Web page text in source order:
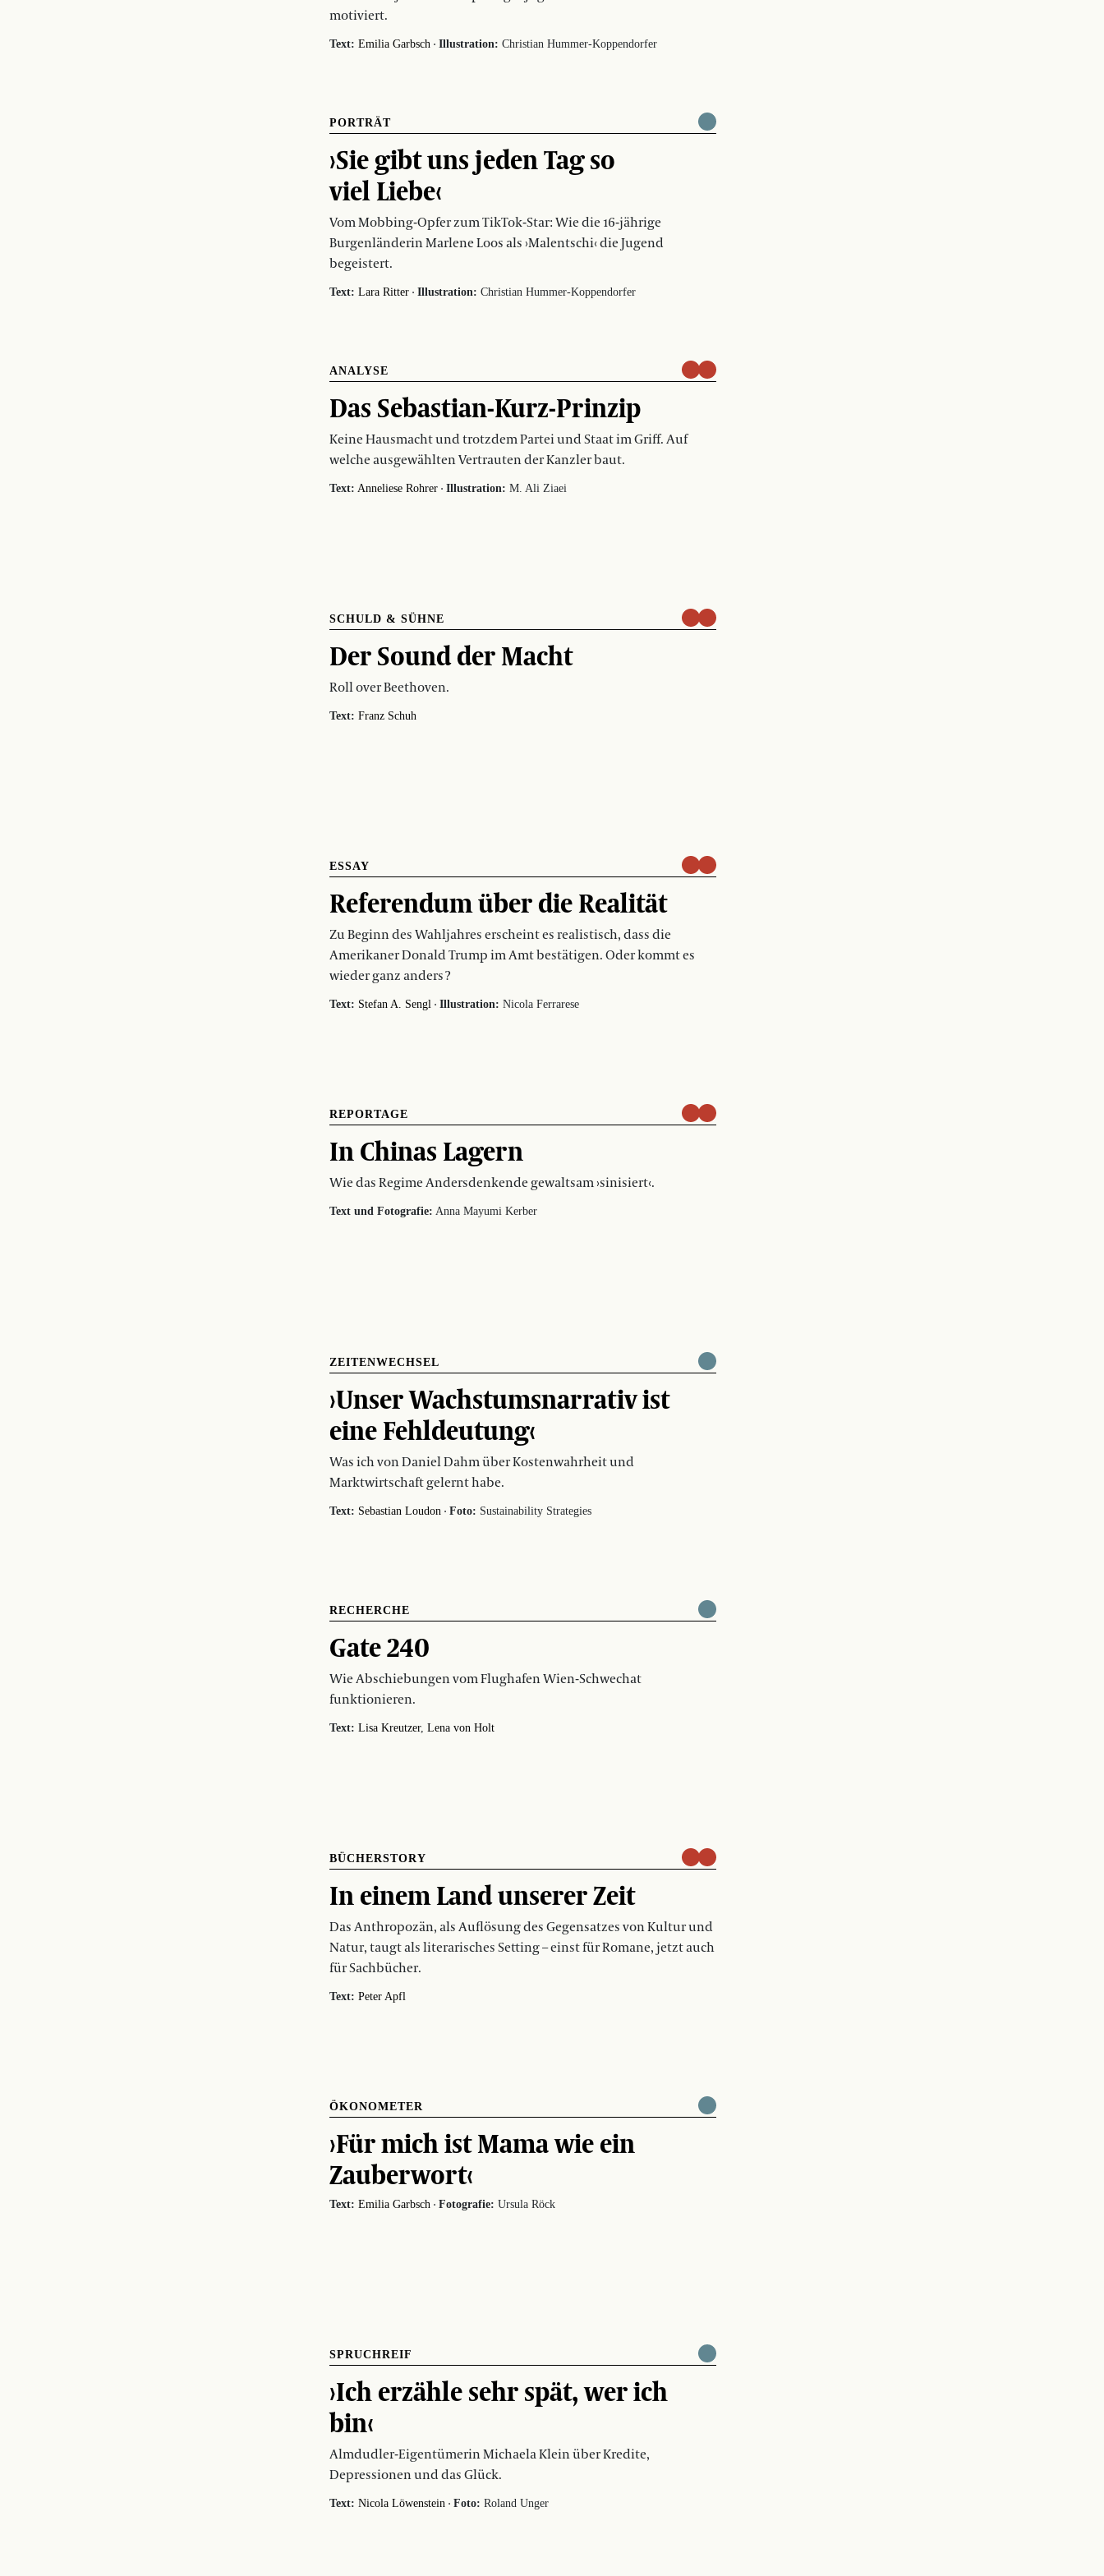
motiviert.
Text: Emilia Garbsch· Illustration: Christian Hummer-Koppendorfer
PORTRÄT
›Sie gibt uns jeden Tag so
viel Liebe‹
Vom Mobbing-Opfer zum TikTok-Star: Wie die 16-jährige
Burgenländerin Marlene Loos als ›Malentschi‹ die Jugend
begeistert.
Text: Lara Ritter· Illustration: Christian Hummer-Koppendorfer
ANALYSE
Das Sebastian-Kurz-Prinzip
Keine Hausmacht und trotzdem Partei und Staat im Griff. Auf
welche ausgewählten Vertrauten der Kanzler baut.
Text: Anneliese Rohrer· Illustration: M. Ali Ziaei
SCHULD & SÜHNE
Der Sound der Macht
Roll over Beethoven.
Text: Franz Schuh
ESSAY
Referendum über die Realität
Zu Beginn des Wahljahres erscheint es realistisch, dass die
Amerikaner Donald Trump im Amt bestätigen. Oder kommt es
wieder ganz anders ?
Text: Stefan A. Sengl· Illustration: Nicola Ferrarese
REPORTAGE
In Chinas Lagern
Wie das Regime Andersdenkende gewaltsam ›sinisiert‹.
Text und Fotografie: Anna Mayumi Kerber
ZEITENWECHSEL
›Unser Wachstumsnarrativ ist
eine Fehldeutung‹
Was ich von Daniel Dahm über Kostenwahrheit und
Marktwirtschaft gelernt habe.
Text: Sebastian Loudon· Foto: Sustainability Strategies
RECHERCHE
Gate 240
Wie Abschiebungen vom Flughafen Wien-Schwechat
funktionieren.
Text: Lisa Kreutzer Lena von Holt
BÜCHERSTORY
In einem Land unserer Zeit
Das Anthropozän, als Auflösung des Gegensatzes von Kultur und
Natur, taugt als literarisches Setting – einst für Romane, jetzt auch
für Sachbücher.
Text: Peter Apfl
ÖKONOMETER
›Für mich ist Mama wie ein
Zauberwort‹
Text: Emilia Garbsch· Fotografie: Ursula Röck
SPRUCHREIF
›Ich erzähle sehr spät, wer ich
bin‹
Almdudler-Eigentümerin Michaela Klein über Kredite,
Depressionen und das Glück.
Text: Nicola Löwenstein· Foto: Roland Unger